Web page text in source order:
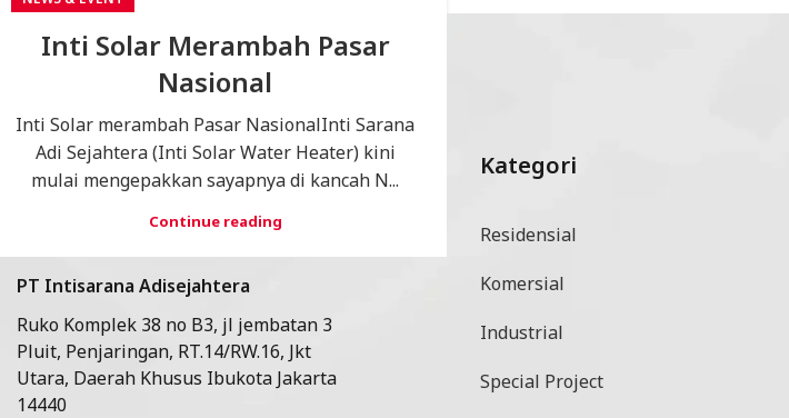
Inti Solar Merambah Pasar
Nasional
Inti Solar merambah Pasar NasionalInti Sarana
Adi Sejahtera (Inti Solar Water Heater) kini
mulai mengepakkan sayapnya di kancah N...
Continue reading
PT Intisarana Adisejahtera
Ruko Komplek 38 no B3, jl jembatan 3
Pluit, Penjaringan, RT.14/RW.16, Jkt
Utara, Daerah Khusus Ibukota Jakarta
14440
Kategori
Residensial
Komersial
Industrial
Special Project